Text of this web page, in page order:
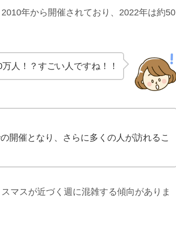
年から開催されており、2022年は約50
万人！？すごい人ですね！！
開催となり、さらに多くの人が訪れるこ
マスが近づく週に混雑する傾向がありま